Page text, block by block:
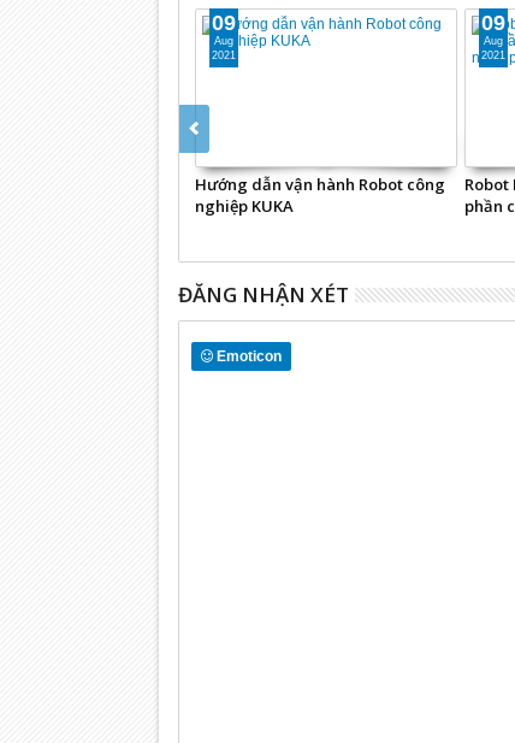
Hướng dẫn vận hành Robot công
nghiệp KUKA
09
Aug
2021
Robot
phần
09
Aug
2021
ĐĂNG NHẬN XÉT
Emoticon